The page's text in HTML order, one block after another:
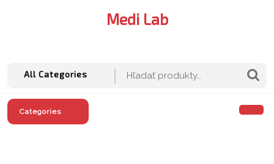
Medi Lab
All Categories Hľadať:
Categories